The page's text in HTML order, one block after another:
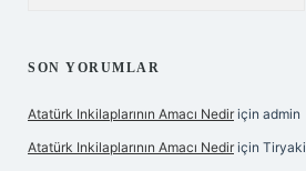
SON YORUMLAR
Atatürk Inkilaplarının Amacı Nedir için admin
Atatürk Inkilaplarının Amacı Nedir için Tiryaki